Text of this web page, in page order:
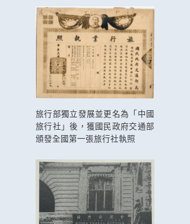
旅行部獨立發展並更名為「中國
旅行社」後，獲國民政府交通部
頒發全國第一張旅行社執照